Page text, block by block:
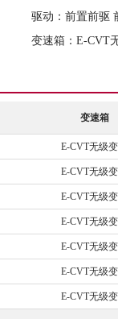
驱动：前置前驱
变速箱：E-CVT
变速箱
E-CVT无级
E-CVT无级
E-CVT无级
E-CVT无级
E-CVT无级
E-CVT无级
E-CVT无级